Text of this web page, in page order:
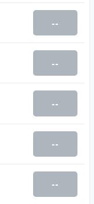
--
--
--
--
--